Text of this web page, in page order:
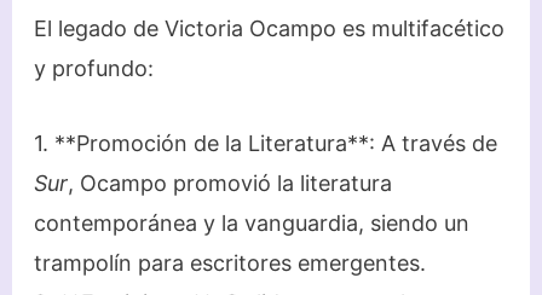
El legado de Victoria Ocampo es multifacético
y profundo:
1. **Promoción de la Literatura**: A través de
Sur, Ocampo promovió la literatura
contemporánea y la vanguardia, siendo un
trampolín para escritores emergentes.